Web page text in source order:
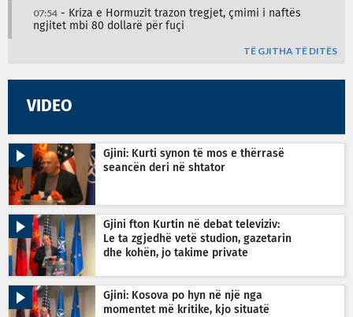
07:54 - Kriza e Hormuzit trazon tregjet, çmimi i naftës
ngjitet mbi 80 dollarë për fuçi
TË GJITHA TË DITËS
VIDEO
Gjini: Kurti synon të mos e thërrasë
seancën deri në shtator
Gjini fton Kurtin në debat televiziv:
Le ta zgjedhë vetë studion, gazetarin
dhe kohën, jo takime private
Gjini: Kosova po hyn në një nga
momentet më kritike, kjo situatë